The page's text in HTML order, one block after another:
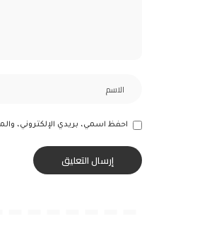
احفظ اسمي، بريدي الإلكتروني،